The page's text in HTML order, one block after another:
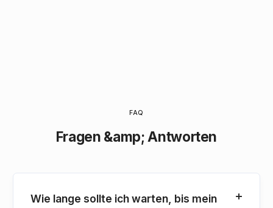
FAQ
Fragen &amp; Antworten
Wie lange sollte ich warten, bis mein